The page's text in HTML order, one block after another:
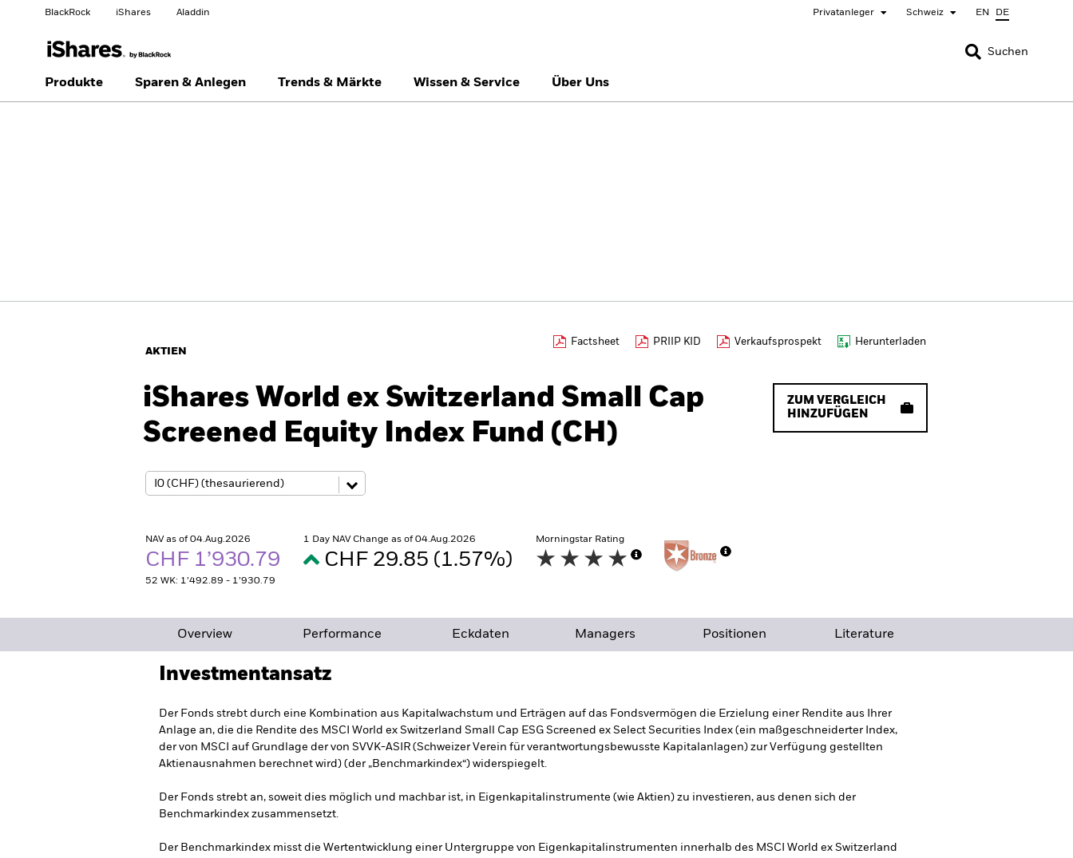
BlackRock iShares Aladdin Privatanleger Schweiz EN DE
SCHLIESSEN
Anlegertyp wechseln
SCHLIESSEN
Land ändern
United Kingdom United States Õsterreich Location not listed
Suchen
Produkte Sparen & Anlegen Trends & Märkte Wissen & Service Über Uns
AKTIEN
Factsheet PRIIP KID Verkaufsprospekt Herunterladen
iShares World ex Switzerland Small Cap
Screened Equity Index Fund (CH)
ZUM VERGLEICH
HINZUFÜGEN
NAV as of 04.Aug.2026
CHF 1’930.79
52 WK: 1’492.89 - 1’930.79
1 Day NAV Change as of 04.Aug.2026
CHF 29.85 (1.57%)
Morningstar Rating
Overview Performance Eckdaten Managers Positionen Literature
Investmentansatz
Der Fonds strebt durch eine Kombination aus Kapitalwachstum und Erträgen auf das Fondsvermögen die Erzielung einer Rendite aus Ihrer
Anlage an, die die Rendite des MSCI World ex Switzerland Small Cap ESG Screened ex Select Securities Index (ein maßgeschneiderter Index,
der von MSCI auf Grundlage der von SVVK-ASIR (Schweizer Verein für verantwortungsbewusste Kapitalanlagen) zur Verfügung gestellten
Aktienausnahmen berechnet wird) (der „Benchmarkindex“) widerspiegelt.
Der Fonds strebt an, soweit dies möglich und machbar ist, in Eigenkapitalinstrumente (wie Aktien) zu investieren, aus denen sich der
Benchmarkindex zusammensetzt.
Der Benchmarkindex misst die Wertentwicklung einer Untergruppe von Eigenkapitalinstrumenten innerhalb des MSCI World ex Switzerland